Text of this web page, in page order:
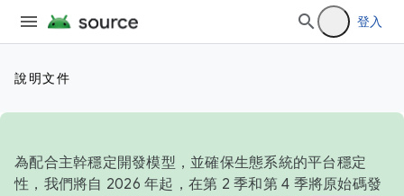
登入
說明文件
為配合主幹穩定開發模型，並確保生態系統的平台穩定
性，我們將自 2026 年起，在第 2 季和第 4 季將原始碼發